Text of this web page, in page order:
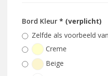
Bord Kleur * (verplicht)
Zelfde als voorbeeld
Creme
Beige